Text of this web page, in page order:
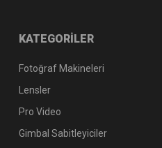
KATEGORİLER
Fotoğraf Makineleri
Lensler
Pro Video
Gimbal Sabitleyiciler